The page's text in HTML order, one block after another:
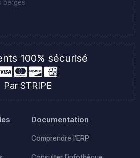
berges
100% sécurisé
Par STRIPE
Documentation
Comprendre l'ERP